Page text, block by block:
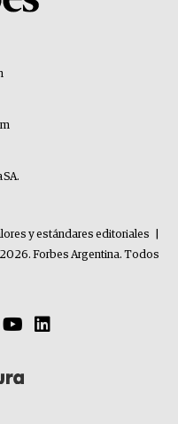
y estándares editoriales
Forbes Argentina. Todos